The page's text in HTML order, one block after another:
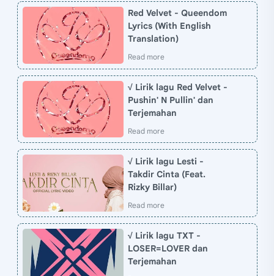
Red Velvet - Queendom
Lyrics (With English
Translation)
√ Lirik lagu Red Velvet -
Pushin' N Pullin' dan
Terjemahan
√ Lirik lagu Lesti -
Takdir Cinta (Feat.
Rizky Billar)
√ Lirik lagu TXT -
LOSER=LOVER dan
Terjemahan